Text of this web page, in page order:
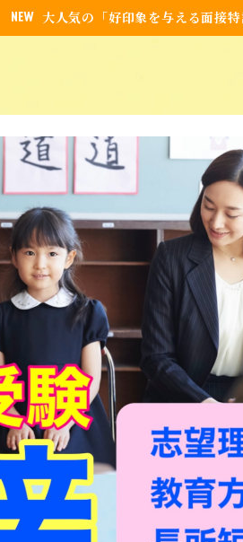
大人気の「好印象を与える面接